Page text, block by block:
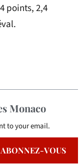
points, 2,4
Monaco
to your email.
ABONNEZ-VOUS